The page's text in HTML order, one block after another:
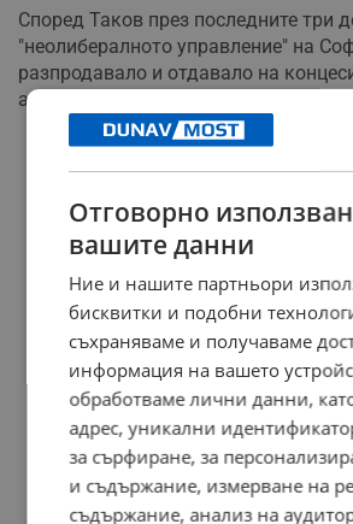
Според Таков през последните три
"неолибералното управление" на
разпродавало и отдавало на
активи, вместо да ги развива.
Отговорно
вашите данни
Ние и нашите партньори
бисквитки и подобни
съхраняваме и получаваме
информация на вашето
обработваме лични данни,
адрес, уникални
за сърфиране, за
и съдържание, измерване на
съдържание, анализ на